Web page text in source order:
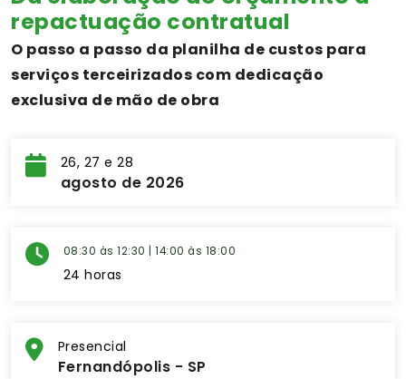
repactuação contratual
O passo a passo da planilha de custos para
serviços terceirizados com dedicação
exclusiva de mão de obra
26, 27 e 28
agosto de 2026
08:30 às 12:30 | 14:00 às 18:00
24 horas
Presencial
Fernandópolis - SP